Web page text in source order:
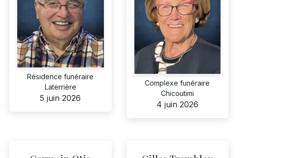
Résidence funéraire
Laterrière
5 juin 2026
Complexe funéraire
Chicoutimi
4 juin 2026